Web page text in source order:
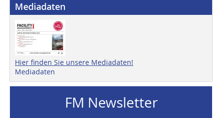
Mediadaten
Hier finden Sie unsere Mediadaten!
Mediadaten
FM Newsletter